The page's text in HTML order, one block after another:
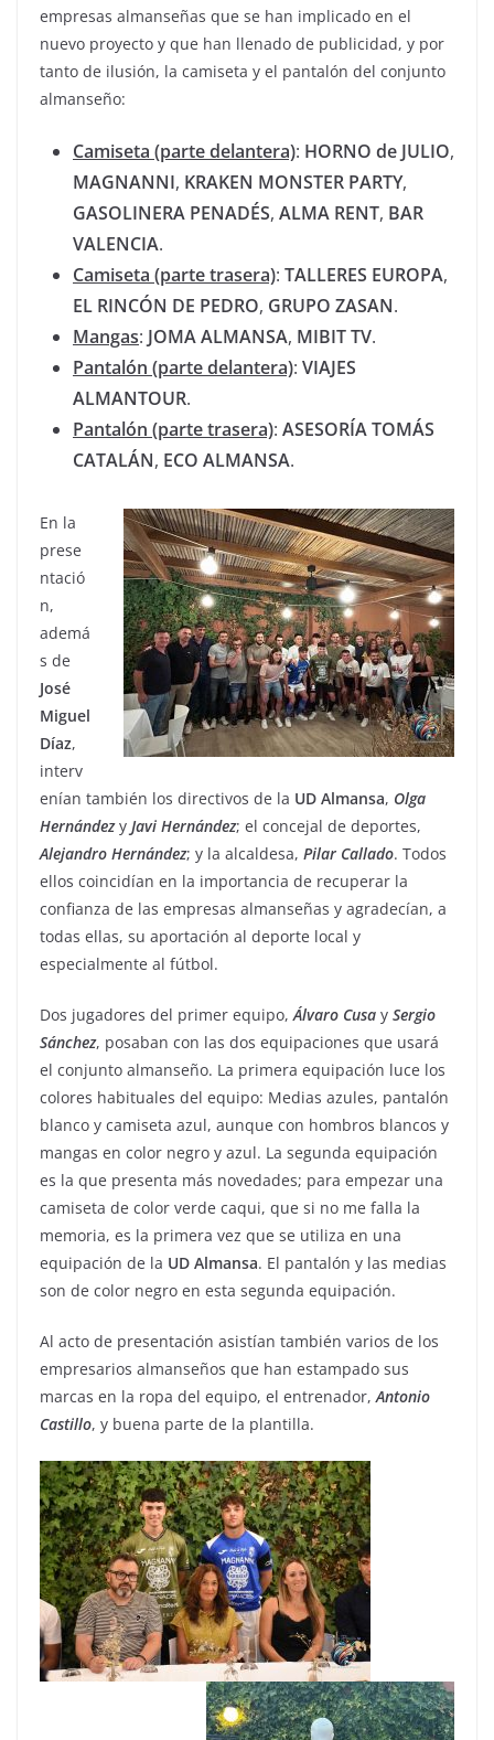
empresas almanseñas que se han implicado en el
nuevo proyecto y que han llenado de publicidad, y por
tanto de ilusión, la camiseta y el pantalón del conjunto
almanseño:
Camiseta (parte delantera): HORNO de JULIO,
MAGNANNI, KRAKEN MONSTER PARTY,
GASOLINERA PENADÉS, ALMA RENT, BAR
VALENCIA.
Camiseta (parte trasera): TALLERES EUROPA,
EL RINCÓN DE PEDRO, GRUPO ZASAN.
Mangas: JOMAALMANSA, MIBIT TV.
Pantalón (parte delantera): VIAJES
ALMANTOUR.
Pantalón (parte trasera): ASESORÍATOMÁS
CATALÁN, ECO ALMANSA.
En la
prese
ntació
n,
ademá
s de
José
Miguel
Díaz,
interv
enían también los directivos de la UD Almansa, Olga
Hernándezy Javi Hernández; el concejal de deportes,
Alejandro Hernández; y la alcaldesa, Pilar Callado. Todos
ellos coincidían en la importancia de recuperar la
confianza de las empresas almanseñas y agradecían, a
todas ellas, su aportación al deporte local y
especialmente al fútbol.
Dos jugadores del primer equipo,Álvaro Cusa y Sergio
Sánchez, posaban con las dos equipaciones que usará
el conjunto almanseño. La primera equipación luce los
colores habituales del equipo: Medias azules, pantalón
blanco y camiseta azul, aunque con hombros blancos y
mangas en color negro y azul. La segunda equipación
es la que presenta más novedades; para empezar una
camiseta de color verde caqui, que si no me falla la
memoria, es la primera vez que se utiliza en una
equipación de la UD Almansa. El pantalón y las medias
son de color negro en esta segunda equipación.
Al acto de presentación asistían también varios de los
empresarios almanseños que han estampado sus
marcas en la ropa del equipo, el entrenador,Antonio
Castillo, y buena parte de la plantilla.